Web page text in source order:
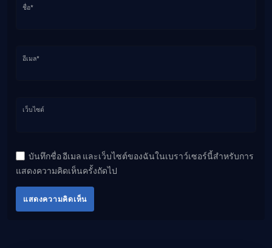
ชื่อ*
อีเมล*
เว็บไซต์
บันทึกชื่อ อีเมล และเว็บไซต์ของฉันในเบราว์เซอร์นี้สำหรับการ
แสดงความคิดเห็นครั้งถัดไป
แสดงความคิดเห็น